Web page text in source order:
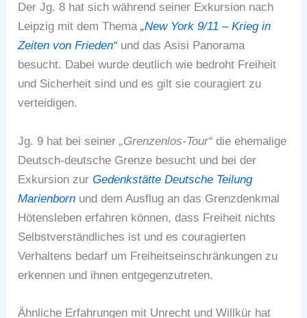
Der Jg. 8 hat sich während seiner Exkursion nach
Leipzig mit dem Thema„New York 9/11 – Krieg in
Zeiten von Frieden“und das Asisi Panorama
besucht. Dabei wurde deutlich wie bedroht Freiheit
und Sicherheit sind und es gilt sie couragiert zu
verteidigen.
Jg. 9 hat bei seiner„Grenzenlos-Tour“ die ehemalige
Deutsch-deutsche Grenze besucht und bei der
Exkursion zurGedenkstätte Deutsche Teilung
Marienborn und dem Ausflug an das Grenzdenkmal
Hötensleben erfahren können, dass Freiheit nichts
Selbstverständliches ist und es couragierten
Verhaltens bedarf um Freiheitseinschränkungen zu
erkennen und ihnen entgegenzutreten.
Ähnliche Erfahrungen mit Unrecht und Willkür hat